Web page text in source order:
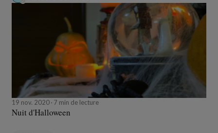
19 nov. 2020 7 min de lecture
Nuit d'Halloween